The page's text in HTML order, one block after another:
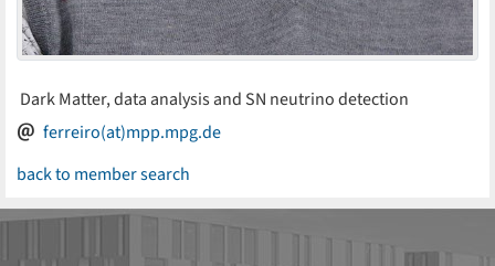
Dark Matter, data analysis and SN neutrino detection
ferreiro(at)mpp.mpg.de
back to member search